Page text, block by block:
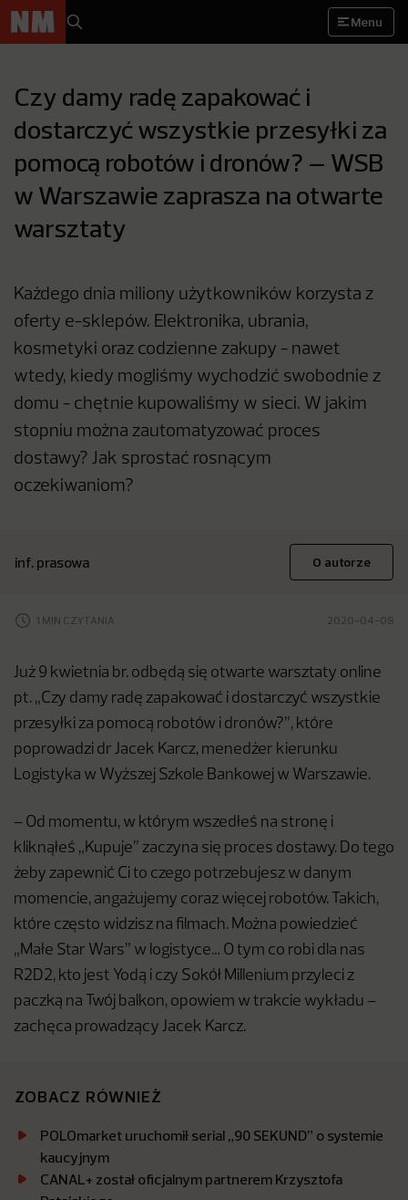
Menu
Czy damy radę zapakować i
dostarczyć wszystkie przesyłki za
pomocą robotów i dronów? – WSB
w Warszawie zaprasza na otwarte
warsztaty
Każdego dnia miliony użytkowników korzysta z
oferty e-sklepów. Elektronika, ubrania,
kosmetyki oraz codzienne zakupy - nawet
wtedy, kiedy mogliśmy wychodzić swobodnie z
domu - chętnie kupowaliśmy w sieci. W jakim
stopniu można zautomatyzować proces
dostawy? Jak sprostać rosnącym
oczekiwaniom?
inf. prasowa O autorze
1 MIN CZYTANIA 2020-04-08
Już 9 kwietnia br. odbędą się otwarte warsztaty online
pt. „Czy damy radę zapakować i dostarczyć wszystkie
przesyłki za pomocą robotów i dronów?”, które
poprowadzi dr Jacek Karcz, menedżer kierunku
Logistyka w Wyższej Szkole Bankowej w Warszawie.
– Od momentu, w którym wszedłeś na stronę i
kliknąłeś „Kupuje” zaczyna się proces dostawy. Do tego
żeby zapewnić Ci to czego potrzebujesz w danym
momencie, angażujemy coraz więcej robotów. Takich,
które często widzisz na filmach. Można powiedzieć
„Małe Star Wars” w logistyce… O tym co robi dla nas
R2D2, kto jest Yodą i czy Sokół Millenium przyleci z
paczką na Twój balkon, opowiem w trakcie wykładu –
zachęca prowadzący Jacek Karcz.
ZOBACZ RÓWNIEŻ
POLOmarket uruchomił serial „90 SEKUND” o systemie
kaucyjnym
CANAL+ został oficjalnym partnerem Krzysztofa